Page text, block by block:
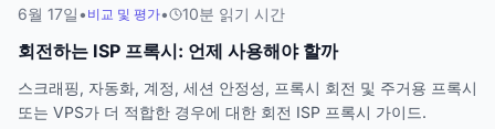
6월 17일• 비교 및 평가• 10분 읽기 시간
회전하는 ISP 프록시: 언제 사용해야 할까
스크래핑, 자동화, 계정, 세션 안정성, 프록시 회전 및 주거용 프록시
또는 VPS가 더 적합한 경우에 대한 회전 ISP 프록시 가이드.